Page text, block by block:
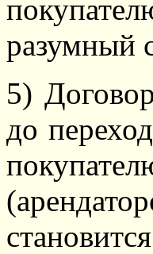
разумный
5)
до